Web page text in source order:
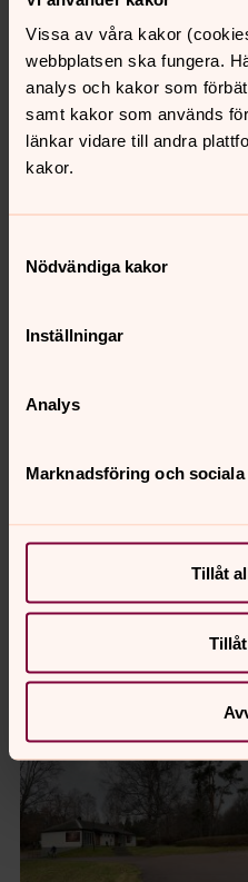
Vissa av våra kakor
webbplatsen ska fungera.
analys och kakor som
samt kakor som används
länkar vidare till andra
kakor.
Nödvändiga kakor
Inställningar
Analys
Marknadsföring och sociala
Tillåt
mot Blomsterlandet.
Foto: Louise Albrecht
Följ vägen till höger runt